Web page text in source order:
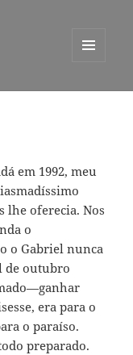
WIDGETS
em 1992, meu
lhe oferecia. Nos
o
o Gabriel nunca
de outubro
era para o
o paraíso.
preparado.